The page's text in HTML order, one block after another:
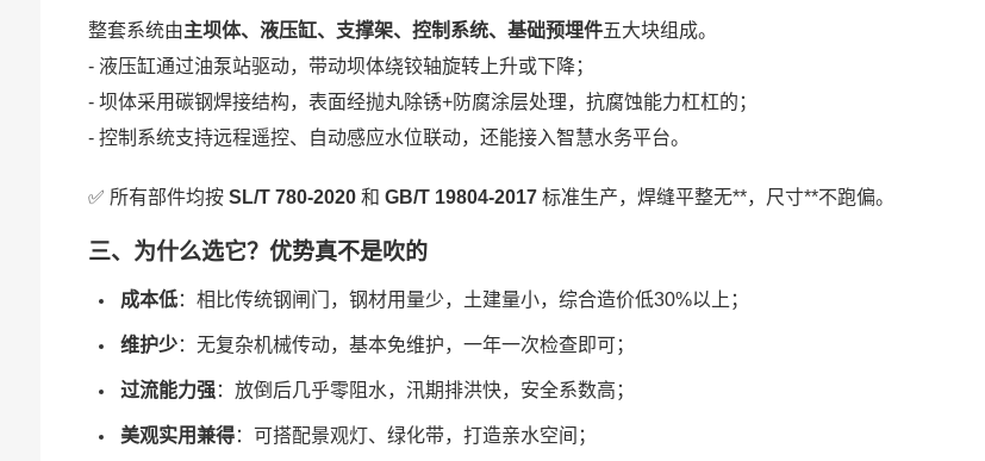
整套系统由主坝体、液压缸、支撑架、控制系统、基础预埋件五大块组成。
- 液压缸通过油泵站驱动，带动坝体绕铰轴旋转上升或下降；
- 坝体采用碳钢焊接结构，表面经抛丸除锈+防腐涂层处理，抗腐蚀能力杠杠的；
- 控制系统支持远程遥控、自动感应水位联动，还能接入智慧水务平台。
✅ 所有部件均按 SL/T 780-2020和 GB/T 19804-2017标准生产，焊缝平整无**，尺寸**不跑偏。
三、为什么选它？优势真不是吹的
成本低：相比传统钢闸门，钢材用量少，土建量小，综合造价低30%以上；
维护少：无复杂机械传动，基本免维护，一年一次检查即可；
过流能力强：放倒后几乎零阻水，汛期排洪快，安全系数高；
美观实用兼得：可搭配景观灯、绿化带，打造亲水空间；